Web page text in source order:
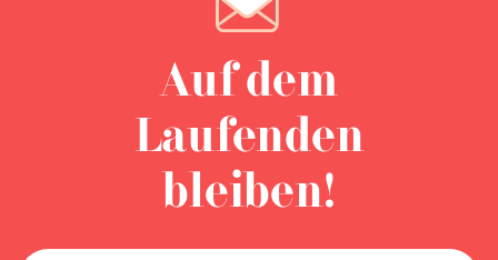
Auf dem
Laufenden
bleiben!